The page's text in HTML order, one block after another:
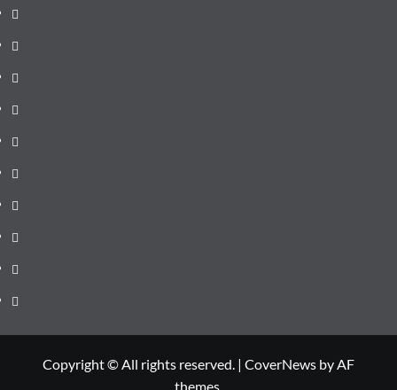
pagină
Știri
de
ultima
Administrație
locală
Actualitate
Justiție
Cultura
Sănătate
Litoral
Joburi
Politică
Comunicate
Copyright © All rights reserved. | CoverNews by AF
themes.